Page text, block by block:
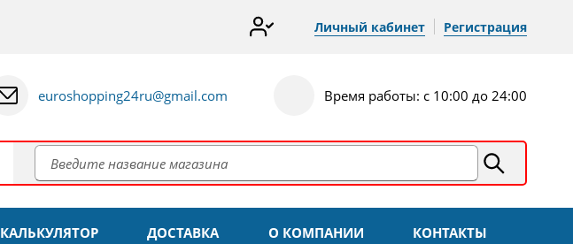
Личный кабинет Регистрация
euroshopping24ru@gmail.com Время работы: с 10:00 до 24:00
КАЛЬКУЛЯТОР ДОСТАВКА О КОМПАНИИ КОНТАКТЫ